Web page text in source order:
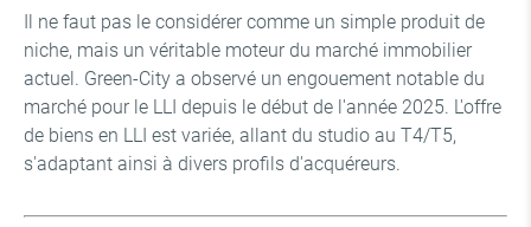
Il ne faut pas le considérer comme un simple produit de
niche, mais un véritable moteur du marché immobilier
actuel. Green-City a observé un engouement notable du
marché pour le LLI depuis le début de l'année 2025. L'offre
de biens en LLI est variée, allant du studio au T4/T5,
s'adaptant ainsi à divers profils d'acquéreurs.